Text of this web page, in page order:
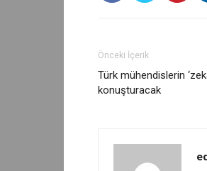
Önceki İçerik
Türk mühendislerin
konuşturacak